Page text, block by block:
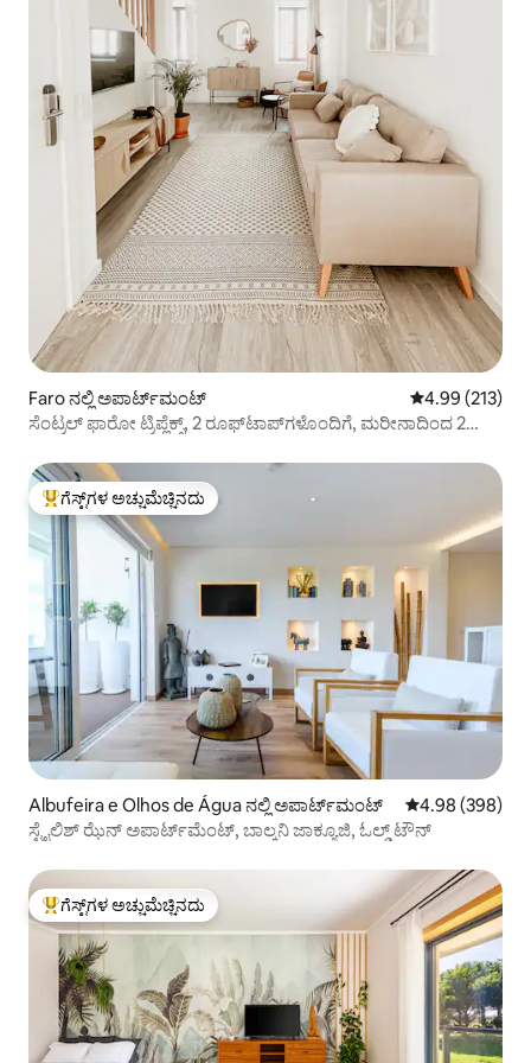
Faro ನಲ್ಲಿ ಅಪಾರ್ಟ್‌ಮಂಟ್ 5 ರಲ್ಲಿ 4.99
4.99 (213)
ಸೆಂಟ್ರಲ್ ಫಾರೋ ಟ್ರಿಪ್ಲೆಕ್ಸ್, 2 ರೂಫ್‌ಟಾಪ್‌ಗಳೊಂದಿಗೆ, ಮರೀನಾದಿಂದ 2
ಗೆಸ್ಟ್‌ಗಳಿಗೆ ಅತಿ ಹೆಚ್ಚು ಅಚ್ಚುಮೆಚ್ಚಿನದು
ಗೆಸ್ಟ್‌ಗಳ ಅಚ್ಚುಮೆಚ್ಚಿನದು
Albufeira e Olhos de Água ನಲ್ಲಿ ಅಪಾರ್ಟ್‌ಮಂಟ್ 5 ರಲ್ಲಿ 4.98
4.98 (398)
ಸ್ಟೈಲಿಶ್ ಝೆನ್ ಅಪಾರ್ಟ್‌ಮೆಂಟ್, ಬಾಲ್ಕನಿ ಜಾಕ್ಯೂಜಿ, ಓಲ್ಡ್ ಟೌನ್
ಗೆಸ್ಟ್‌ಗಳಿಗೆ ಅತಿ ಹೆಚ್ಚು ಅಚ್ಚುಮೆಚ್ಚಿನದು
ಗೆಸ್ಟ್‌ಗಳ ಅಚ್ಚುಮೆಚ್ಚಿನದು